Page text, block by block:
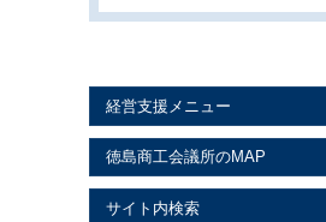
経営支援メニュー
徳島商工会議所のMAP
サイト内検索